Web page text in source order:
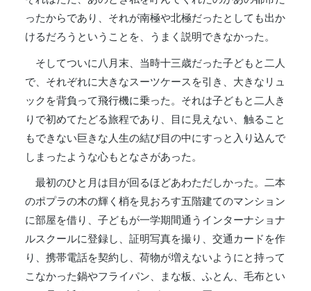
ったからであり、それが南極や北極だったとしても出か
けるだろうということを、うまく説明できなかった。
そしてついに八月末、当時十三歳だった子どもと二人
で、それぞれに大きなスーツケースを引き、大きなリュ
ックを背負って飛行機に乗った。それは子どもと二人き
りで初めてたどる旅程であり、目に見えない、触ること
もできない巨きな人生の結び目の中にすっと入り込んで
しまったような心もとなさがあった。
最初のひと月は目が回るほどあわただしかった。二本
のポプラの木の輝く梢を見おろす五階建てのマンション
に部屋を借り、子どもが一学期間通うインターナショナ
ルスクールに登録し、証明写真を撮り、交通カードを作
り、携帯電話を契約し、荷物が増えないようにと持って
こなかった鍋やフライパン、まな板、ふとん、毛布とい